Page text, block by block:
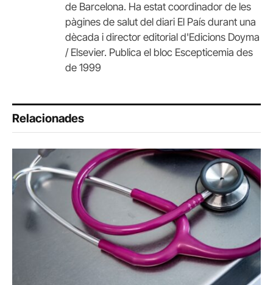
de Barcelona. Ha estat coordinador de les
pàgines de salut del diari El País durant una
dècada i director editorial d'Edicions Doyma
/ Elsevier. Publica el bloc Escepticemia des
de 1999
Relacionades